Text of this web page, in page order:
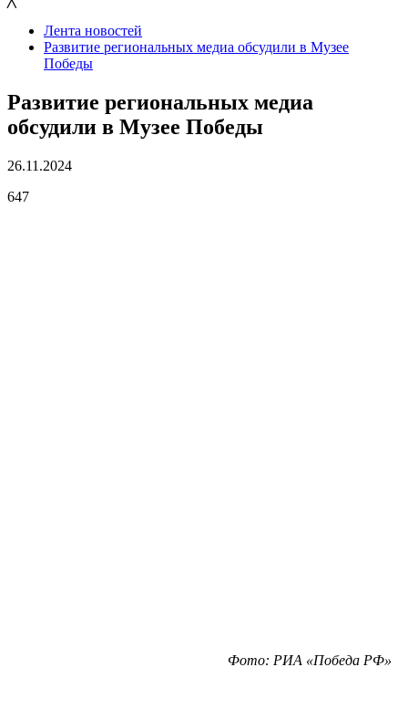
Лента новостей
Развитие региональных медиа обсудили в Музее
Победы
Развитие региональных медиа
обсудили в Музее Победы
26.11.2024
647
Фото: РИА «Победа РФ»